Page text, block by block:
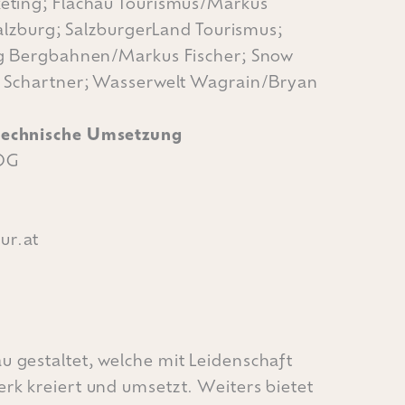
SalzburgerLand Tourismus;
Markus Fischer; Snow
Wasserwelt Wagrain/Bryan
Umsetzung
gestaltet, welche mit Leidenschaft
kreiert und umsetzt. Weiters bietet